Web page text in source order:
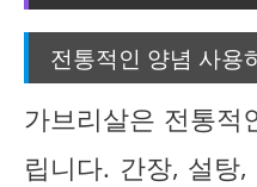
전통적인 양념 사용
가브리살은 전통적
립니다. 간장, 설탕